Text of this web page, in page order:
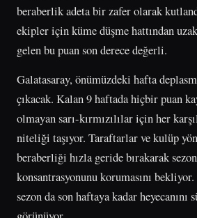
beraberlik adeta bir zafer olarak
ekipler için küme düşme hattından
gelen bu puan son derece değerli.
Galatasaray, önümüzdeki hafta
çıkacak. Kalan 9 haftada hiçbir puan
olmayan sarı-kırmızılılar için her
niteliği taşıyor. Taraftarlar ve kulüp
beraberliği hızla geride bırakarak
konsantrasyonunu korumasını
sezon da son haftaya kadar heyecanını